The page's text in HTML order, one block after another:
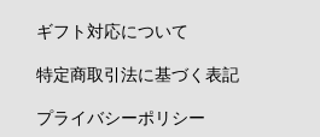
ギフト対応について
特定商取引法に基づく表記
プライバシーポリシー